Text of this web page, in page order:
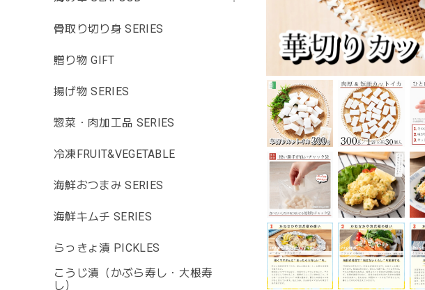
骨取り切り身 SERIES
贈り物 GIFT
揚げ物 SERIES
惣菜・肉加工品 SERIES
冷凍FRUIT&VEGETABLE
海鮮おつまみ SERIES
海鮮キムチ SERIES
らっきょ漬 PICKLES
こうじ漬（かぶら寿し・大根寿
し）